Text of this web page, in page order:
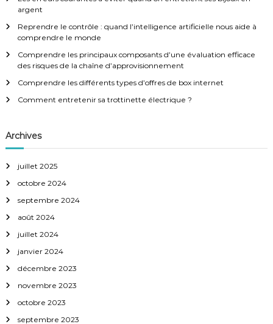
t
i
o
d
e
l
’
a
r
t
c
e
:
r
argent
Reprendre le contrôle : quand l’intelligence artificielle nous aide à
comprendre le monde
Comprendre les principaux composants d’une évaluation efficace
des risques de la chaîne d’approvisionnement
Comprendre les différents types d’offres de box internet
Comment entretenir sa trottinette électrique ?
Archives
juillet 2025
octobre 2024
septembre 2024
août 2024
juillet 2024
janvier 2024
décembre 2023
novembre 2023
octobre 2023
septembre 2023